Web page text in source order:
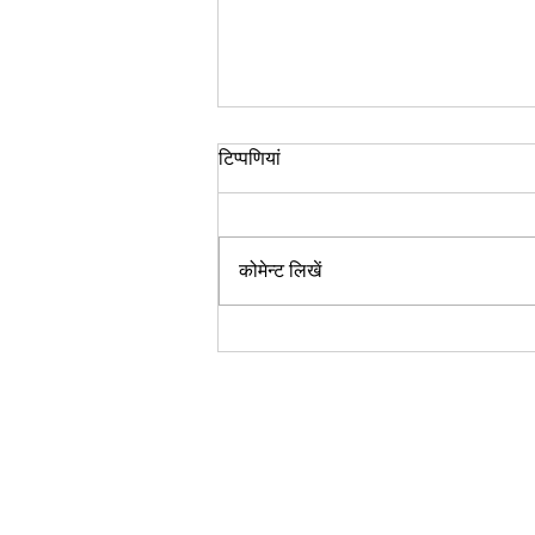
रिवर्स एजिंग, एक आयुर्वेदिक परिप्रेक्ष्य
एक अन्य लेख में, आधुनिक चिकित्सा के
पर चर्चा की गई है, साथ ही अच्छे स्वास्थ्य के
टिप्पणियां
कोमेन्ट लिखें